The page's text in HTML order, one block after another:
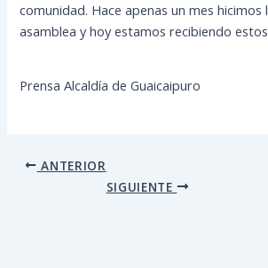
comunidad. Hace apenas un mes hicimos
asamblea y hoy estamos recibiendo
Prensa Alcaldía de Guaicaipuro
ANTERIOR
SIGUIENTE